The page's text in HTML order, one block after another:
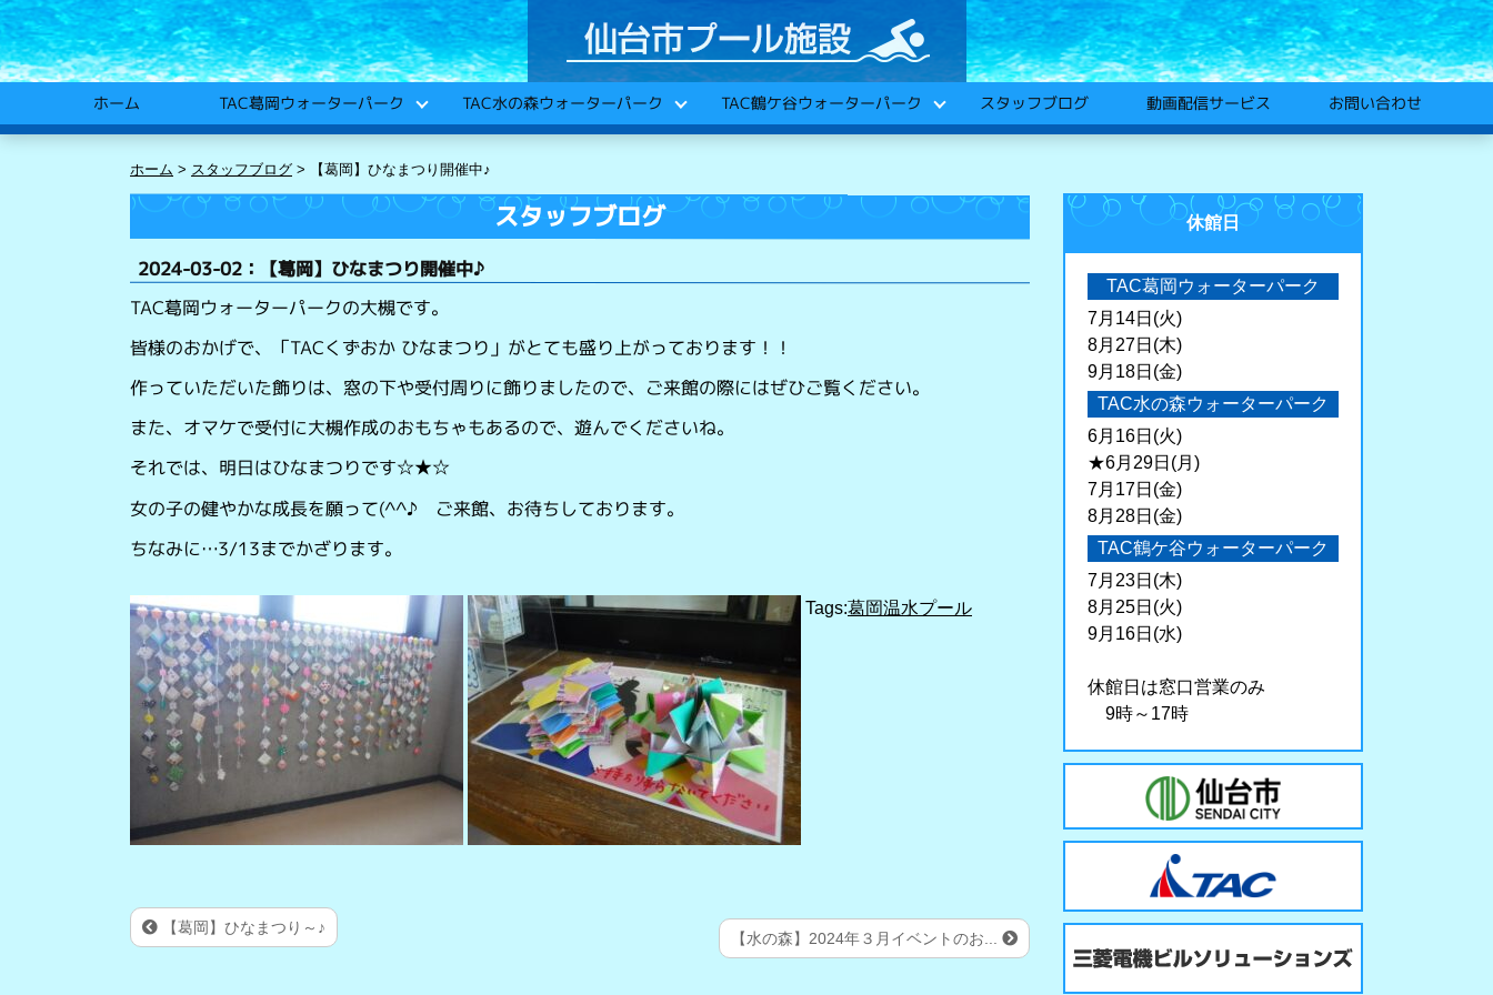
ホーム TAC葛岡ウォーターパーク TAC水の森ウォーターパーク TAC鶴ケ谷ウォーターパーク スタッフブログ 動画配信サービス お問い合わせ
ホーム > スタッフブログ > 【葛岡】ひなまつり開催中♪
スタッフブログ
2024-03-02：【葛岡】ひなまつり開催中♪
TAC葛岡ウォーターパークの大槻です。
皆様のおかげで、「TACくずおか ひなまつり」がとても盛り上がっております！！
作っていただいた飾りは、窓の下や受付周りに飾りましたので、ご来館の際にはぜひご覧ください。
また、オマケで受付に大槻作成のおもちゃもあるので、遊んでくださいね。
それでは、明日はひなまつりです☆★☆
女の子の健やかな成長を願って(^^♪ ご来館、お待ちしております。
ちなみに…3/13までかざります。
Tags:葛岡温水プール
【葛岡】ひなまつり～♪
【水の森】2024年３月イベントのお...
休館日
TAC葛岡ウォーターパーク
7月14日(火)
8月27日(木)
9月18日(金)
TAC水の森ウォーターパーク
6月16日(火)
★6月29日(月)
7月17日(金)
8月28日(金)
TAC鶴ケ谷ウォーターパーク
7月23日(木)
8月25日(火)
9月16日(水)
休館日は窓口営業のみ
9時～17時